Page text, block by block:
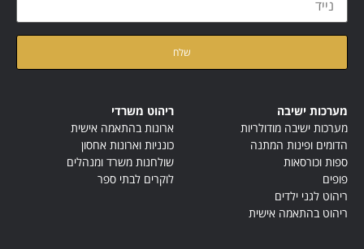
מערכות ישיבה
מערכות ישיבה מודולריות
הדומים ופינות המתנה
ספות וכורסאות
פופים
ריהוט לגני ילדים
ריהוט בהתאמה אישית
ריהוט משרדי
ארונות בהתאמה אישית
כונניות וארונות אחסון
שולחנות משרד ומנהלים
לוקרים לבתי ספר